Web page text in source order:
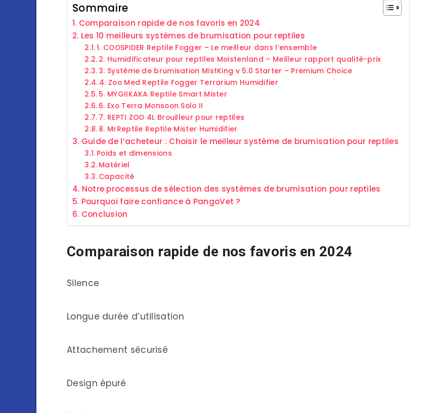
Sommaire
Comparaison rapide de nos favoris en 2024
Les 10 meilleurs systèmes de brumisation pour reptiles
1. COOSPIDER Reptile Fogger – Le meilleur dans l’ensemble
2. Humidificateur pour reptiles Moistenland – Meilleur rapport qualité-prix
3. Système de brumisation MistKing v 5.0 Starter – Premium Choice
4. Zoo Med Reptile Fogger Terrarium Humidifier
5. MYGIIKAKA Reptile Smart Mister
6. Exo Terra Monsoon Solo II
7. REPTI ZOO 4L Brouilleur pour reptiles
8. MrReptile Reptile Mister Humidifier
Guide de l’acheteur : Choisir le meilleur système de brumisation pour reptiles
Poids et dimensions
Matériel
Capacité
Notre processus de sélection des systèmes de brumisation pour reptiles
Pourquoi faire confiance à PangoVet ?
Conclusion
Comparaison rapide de nos favoris en 2024
Silence
Longue durée d’utilisation
Attachement sécurisé
Design épuré